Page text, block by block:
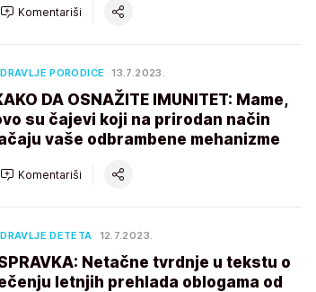
Komentariši
PORODICE 13.7.2023.
DA OSNAŽITE IMUNITET: Mame,
su čajevi koji na prirodan način
vaše odbrambene mehanizme
Komentariši
DETETA 12.7.2023.
Netačne tvrdnje u tekstu o
letnjih prehlada oblogama od